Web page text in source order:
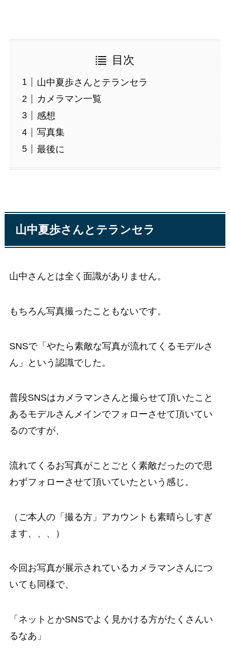
目次
山中夏歩さんとテランセラ
カメラマン一覧
感想
写真集
最後に
山中夏歩さんとテランセラ
山中さんとは全く面識がありません。
もちろん写真撮ったこともないです。
SNSで「やたら素敵な写真が流れてくるモデルさ
ん」という認識でした。
普段SNSはカメラマンさんと撮らせて頂いたこと
あるモデルさんメインでフォローさせて頂いてい
るのですが、
流れてくるお写真がことごとく素敵だったので思
わずフォローさせて頂いていたという感じ。
（ご本人の「撮る方」アカウントも素晴らしすぎ
ます、、、）
今回お写真が展示されているカメラマンさんにつ
いても同様で、
「ネットとかSNSでよく見かける方がたくさんい
るなあ」